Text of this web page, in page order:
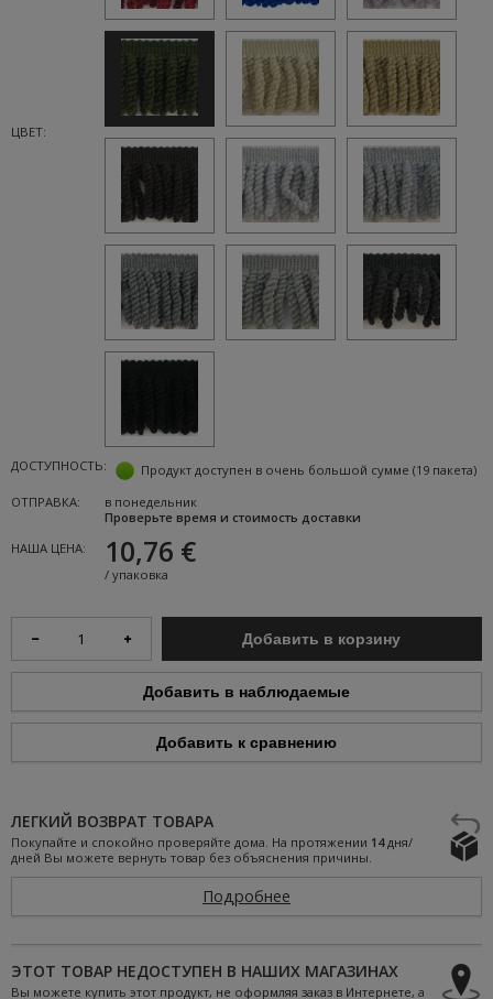
ЦВЕТ:
ДОСТУПНОСТЬ: Продукт доступен в очень большой сумме (19 пакета)
ОТПРАВКА:
в понедельник
Проверьте время и стоимость доставки
НАША ЦЕНА:
10,76 €
/ упаковка
Добавить в корзину
Добавить в наблюдаемые
Добавить к сравнению
ЛЕГКИЙ ВОЗВРАТ ТОВАРА
Покупайте и спокойно проверяйте дома. На протяжении 14дня/
дней Вы можете вернуть товар без объяснения причины.
Подробнее
ЭТОТ ТОВАР НЕДОСТУПЕН В НАШИХ МАГАЗИНАХ
Вы можете купить этот продукт, не оформляя заказ в Интернете, а